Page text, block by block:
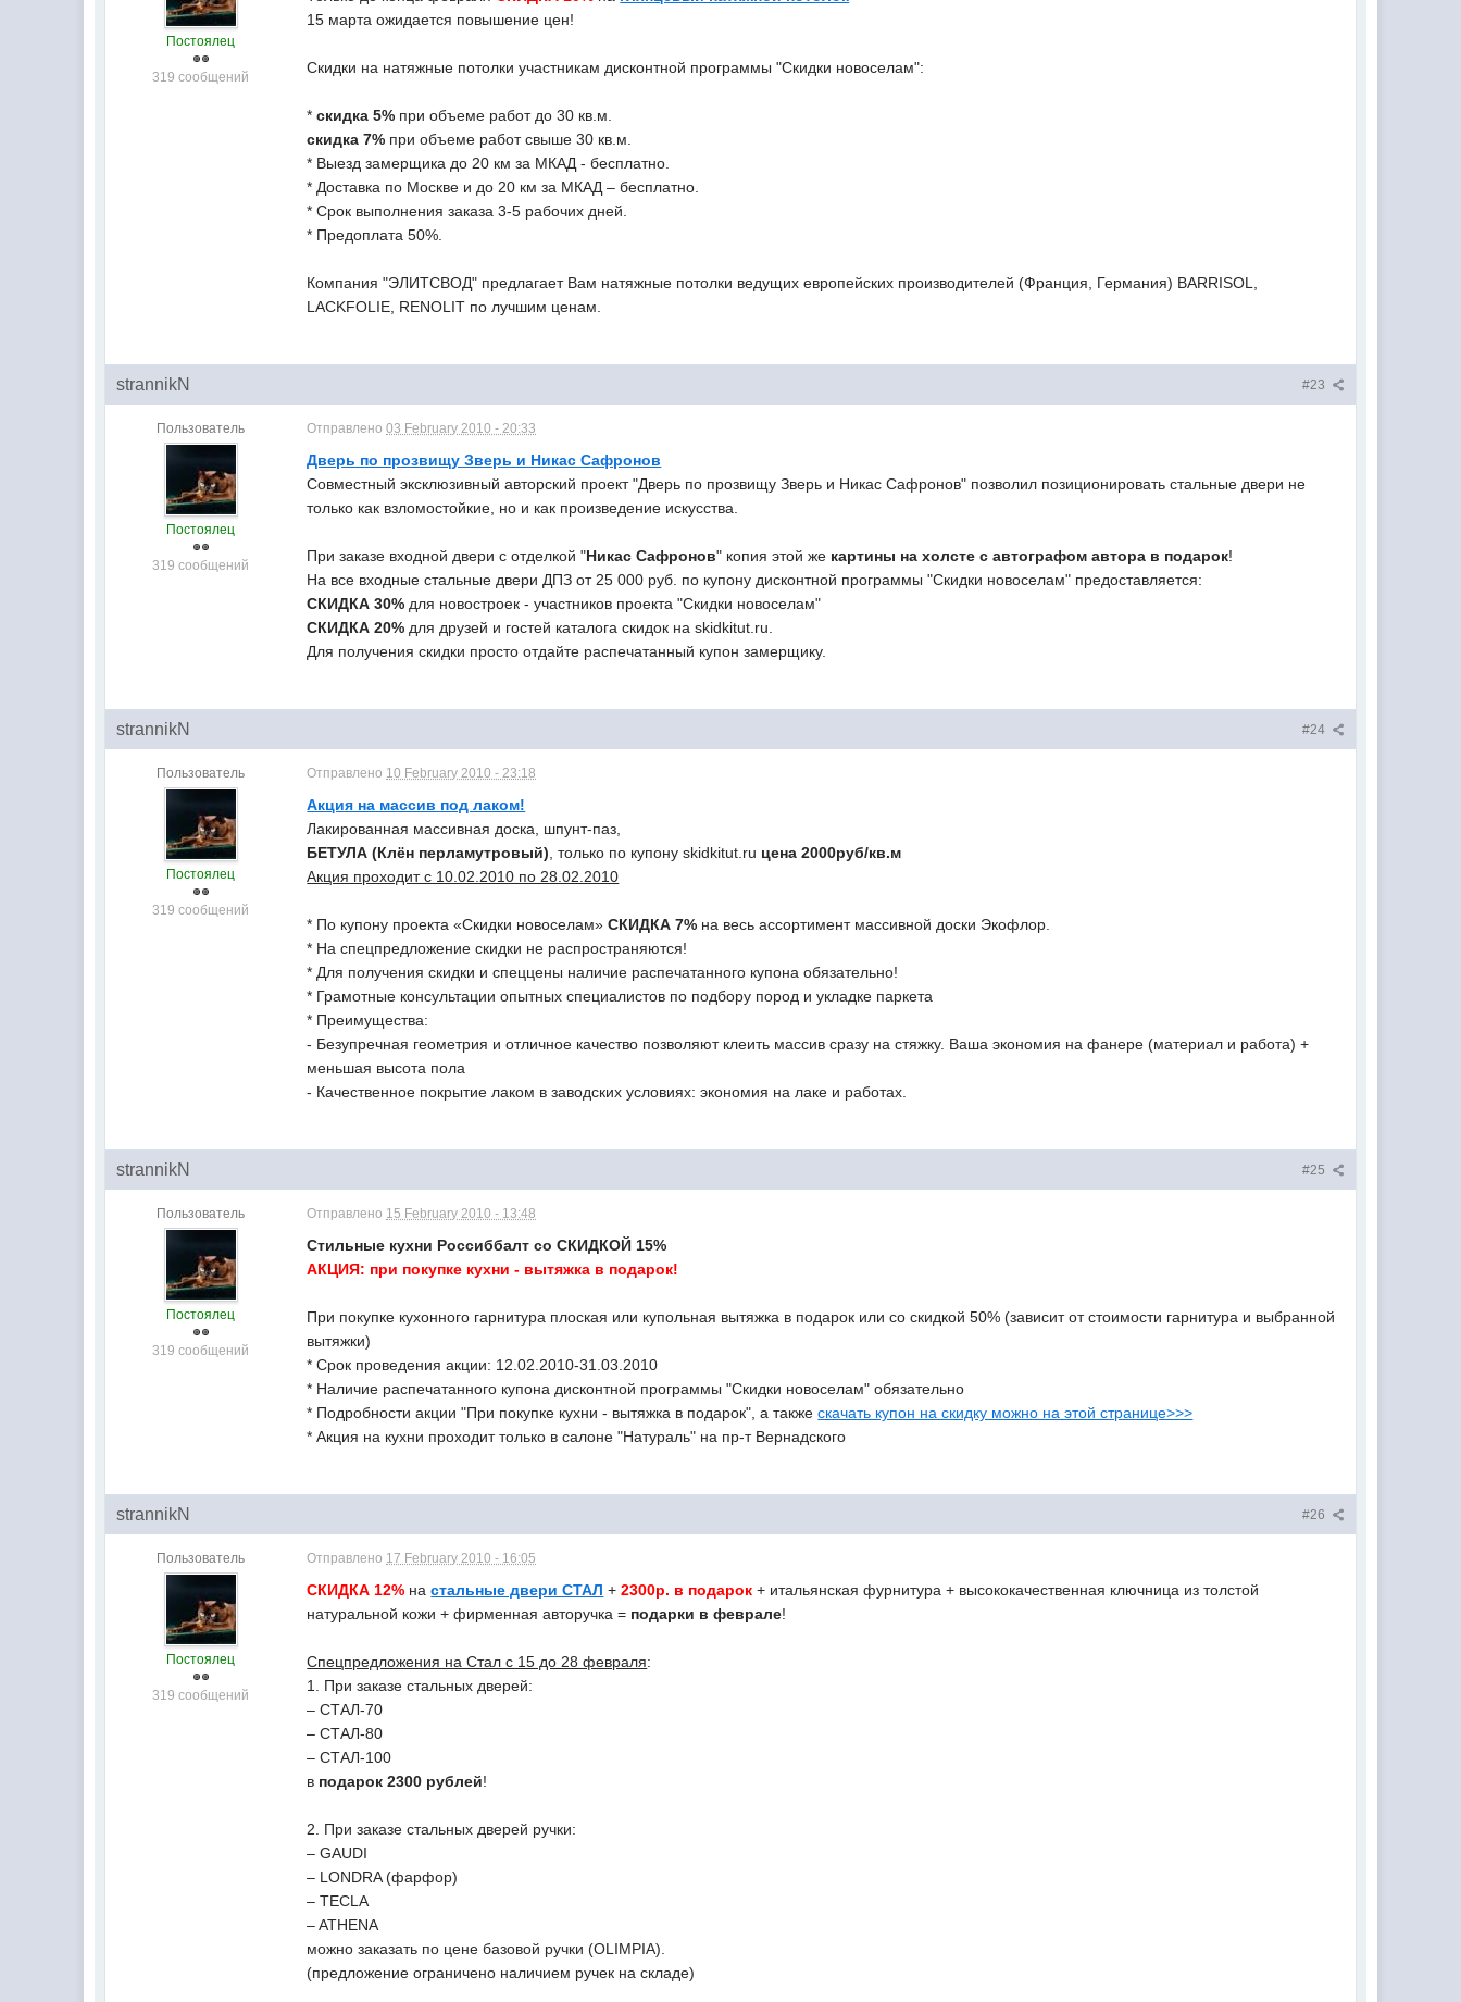
Постоялец
319 сообщений
15 марта ожидается повышение цен!
Скидки на натяжные потолки участникам дисконтной программы "Скидки новоселам":
*скидка 5% при объеме работ до 30 кв.м.
скидка 7% при объеме работ свыше 30 кв.м.
* Выезд замерщика до 20 км за МКАД - бесплатно.
* Доставка по Москве и до 20 км за МКАД – бесплатно.
* Срок выполнения заказа 3-5 рабочих дней.
* Предоплата 50%.
Компания "ЭЛИТСВОД" предлагает Вам натяжные потолки ведущих европейских производителей (Франция, Германия) BARRISOL,
LACKFOLIE, RENOLIT по лучшим ценам.
#23
strannikN
Пользователь
Постоялец
319 сообщений
Отправлено03 February 2010 - 20:33
Дверь по прозвищу Зверь и Никас Сафронов
Совместный эксклюзивный авторский проект "Дверь по прозвищу Зверь и Никас Сафронов" позволил позиционировать стальные двери не
только как взломостойкие, но и как произведение искусства.
При заказе входной двери с отделкой "Никас Сафронов" копия этой же картины на холсте с автографом автора в подарок!
На все входные стальные двери ДПЗ от 25 000 руб. по купону дисконтной программы "Скидки новоселам" предоставляется:
СКИДКА 30% для новостроек - участников проекта "Скидки новоселам"
СКИДКА 20% для друзей и гостей каталога скидок на skidkitut.ru.
Для получения скидки просто отдайте распечатанный купон замерщику.
#24
strannikN
Пользователь
Постоялец
319 сообщений
Отправлено 10 February 2010 - 23:18
Акция на массив под лаком!
Лакированная массивная доска, шпунт-паз,
БЕТУЛА (Клён перламутровый) , только по купону skidkitut.ru цена 2000руб/кв.м
Акция проходит с 10.02.2010 по 28.02.2010
* По купону проекта «Скидки новоселам»СКИДКА 7% на весь ассортимент массивной доски Экофлор.
* На спецпредложение скидки не распространяются!
* Для получения скидки и спеццены наличие распечатанного купона обязательно!
* Грамотные консультации опытных специалистов по подбору пород и укладке паркета
* Преимущества:
- Безупречная геометрия и отличное качество позволяют клеить массив сразу на стяжку. Ваша экономия на фанере (материал и работа) +
меньшая высота пола
- Качественное покрытие лаком в заводских условиях: экономия на лаке и работах.
#25
strannikN
Пользователь
Постоялец
319 сообщений
Отправлено 15 February 2010 - 13:48
Стильные кухни Россиббалт со СКИДКОЙ 15%
АКЦИЯ: при покупке кухни - вытяжка в подарок!
При покупке кухонного гарнитура плоская или купольная вытяжка в подарок или со скидкой 50% (зависит от стоимости гарнитура и выбранной
вытяжки)
* Срок проведения акции: 12.02.2010-31.03.2010
* Наличие распечатанного купона дисконтной программы "Скидки новоселам" обязательно
* Подробности акции "При покупке кухни - вытяжка в подарок", а такжескачать купон на скидку можно на этой странице>>>
* Акция на кухни проходит только в салоне "Натураль" на пр-т Вернадского
#26
strannikN
Пользователь
Постоялец
319 сообщений
Отправлено 17 February 2010 - 16:05
СКИДКА 12% настальные двери СТАЛ +2300р. в подарок + итальянская фурнитура + высококачественная ключница из толстой
натуральной кожи + фирменная авторучка = подарки в феврале!
Спецпредложения на Стал с 15 до 28 февраля:
1. При заказе стальных дверей:
– СТАЛ-70
– СТАЛ-80
– СТАЛ-100
в подарок 2300 рублей!
2. При заказе стальных дверей ручки:
– GAUDI
– LONDRA (фарфор)
– TECLA
– ATHENA
можно заказать по цене базовой ручки (OLIMPIA).
(предложение ограничено наличием ручек на складе)